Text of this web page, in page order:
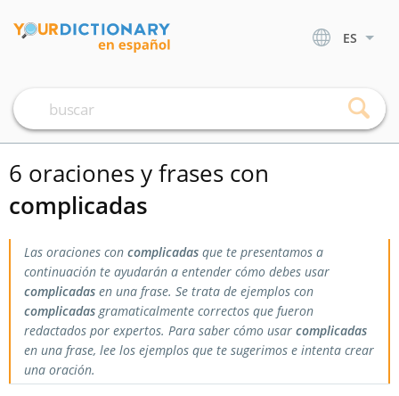
ES
6 oraciones y frases con
complicadas
Las oraciones con complicadas que te presentamos a
continuación te ayudarán a entender cómo debes usar
complicadas en una frase. Se trata de ejemplos con
complicadasgramaticalmente correctos que fueron
redactados por expertos. Para saber cómo usar complicadas
en una frase, lee los ejemplos que te sugerimos e intenta crear
una oración.